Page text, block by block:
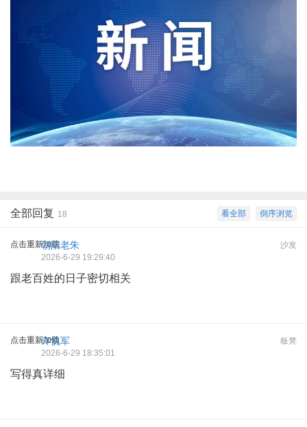
倒序浏览
看全部
全部回复 18
点击重新加载 沙发
朝阳老朱
2026-6-29 19:29:40
跟老百姓的日子密切相关
点击重新加载 板凳
许悦军
2026-6-29 18:35:01
写得真详细